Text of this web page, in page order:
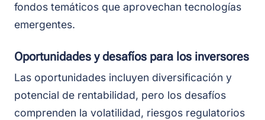
fondos temáticos que aprovechan tecnologías
emergentes.
Oportunidades y desafíos para los inversores
Las oportunidades incluyen diversificación y
potencial de rentabilidad, pero los desafíos
comprenden la volatilidad, riesgos regulatorios